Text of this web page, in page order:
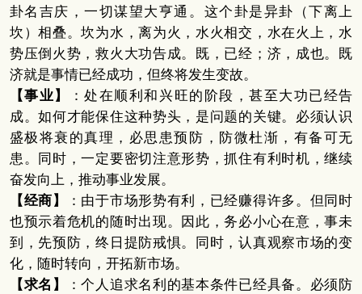
卦名吉庆，一切谋望大亨通。这个卦是异卦（下离上
坎）相叠。坎为水，离为火，水火相交，水在火上，水
势压倒火势，救火大功告成。既，已经；济，成也。既
济就是事情已经成功，但终将发生变故。
【事业】
：处在顺利和兴旺的阶段，甚至大功已经告
成。如何才能保住这种势头，是问题的关键。必须认识
盛极将衰的真理，必思患预防，防微杜渐，有备可无
患。同时，一定要密切注意形势，抓住有利时机，继续
奋发向上，推动事业发展。
【经商】
：由于市场形势有利，已经赚得许多。但同时
也预示着危机的随时出现。因此，务必小心在意，事未
到，先预防，终日提防戒惧。同时，认真观察市场的变
化，随时转向，开拓新市场。
【求名】
：个人追求名利的基本条件已经具备。必须防